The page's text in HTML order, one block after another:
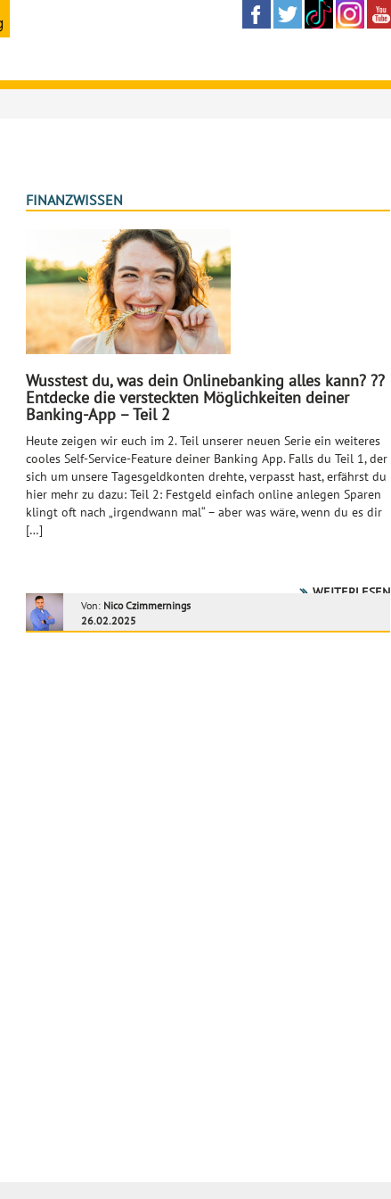
FINANZWISSEN
Wusstest du, was dein Onlinebanking alles kann? ??
Entdecke die versteckten Möglichkeiten deiner
Banking-App – Teil 2
Heute zeigen wir euch im 2. Teil unserer neuen Serie ein weiteres
cooles Self-Service-Feature deiner Banking App. Falls du Teil 1, der
sich um unsere Tagesgeldkonten drehte, verpasst hast, erfährst du
hier mehr zu dazu: Teil 2: Festgeld einfach online anlegen Sparen
klingt oft nach „irgendwann mal“ – aber was wäre, wenn du es dir
[…]
WEITERLESEN
Von: Nico Czimmernings
26.02.2025